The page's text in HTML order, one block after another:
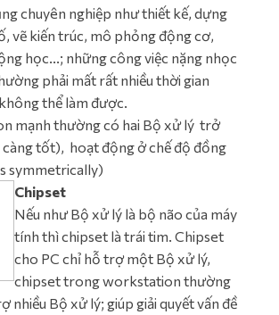
chuyên nghiệp như thiết kế, dựng
vẽ kiến trúc, mô phỏng động cơ,
học...; những công việc nặng nhọc
phải mất rất nhiều thời gian
thể làm được.
mạnh thường có hai Bộ xử lý trở
càng tốt), hoạt động ở chế độ đồng
symmetrically)
Chipset
Nếu như Bộ xử lý là bộ não của máy
tính thì chipset là trái tim. Chipset
cho PC chỉ hỗ trợ một Bộ xử lý,
chipset trong workstation thường
nhiều Bộ xử lý; giúp giải quyết vấn đề